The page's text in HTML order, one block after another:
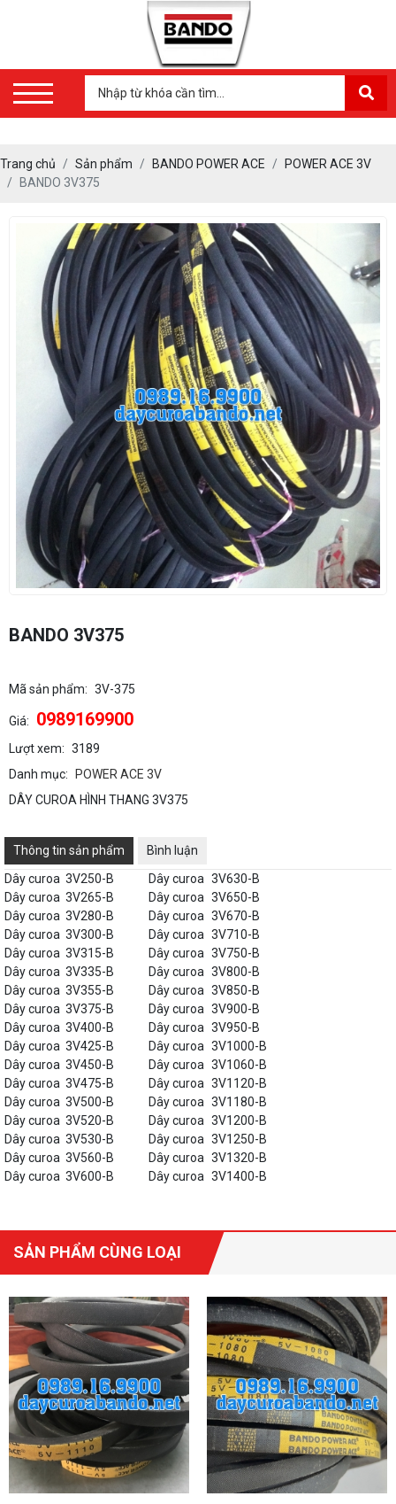
Trang chủ Sản phẩm BANDO POWER ACE
POWER ACE 3V
BANDO 3V375
BANDO 3V375
Mã sản phẩm: 3V-375
Giá: 0989169900
Lượt xem: 3189
Danh mục:
POWER ACE 3V
DÂY CUROA HÌNH THANG 3V375
Thông tin sản phẩm
Bình luận
Dây curoa 3V250-B Dây curoa 3V630-B
Dây curoa 3V265-B Dây curoa 3V650-B
Dây curoa 3V280-B Dây curoa 3V670-B
Dây curoa 3V300-B Dây curoa 3V710-B
Dây curoa 3V315-B Dây curoa 3V750-B
Dây curoa 3V335-B Dây curoa 3V800-B
Dây curoa 3V355-B Dây curoa 3V850-B
Dây curoa 3V375-B Dây curoa 3V900-B
Dây curoa 3V400-B Dây curoa 3V950-B
Dây curoa 3V425-B Dây curoa 3V1000-B
Dây curoa 3V450-B Dây curoa 3V1060-B
Dây curoa 3V475-B Dây curoa 3V1120-B
Dây curoa 3V500-B Dây curoa 3V1180-B
Dây curoa 3V520-B Dây curoa 3V1200-B
Dây curoa 3V530-B Dây curoa 3V1250-B
Dây curoa 3V560-B Dây curoa 3V1320-B
Dây curoa 3V600-B Dây curoa 3V1400-B
SẢN PHẨM CÙNG LOẠI